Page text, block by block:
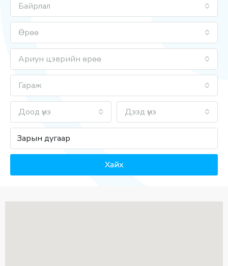
Байрлал
Өрөө
Ариун цэврийн өрөө
Гараж
Доод үнэ Дээд үнэ
Хайх